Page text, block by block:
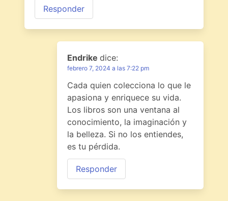
Responder
Endrike dice:
febrero 7, 2024 a las 7:22 pm
Cada quien colecciona lo que le
apasiona y enriquece su vida.
Los libros son una ventana al
conocimiento, la imaginación y
la belleza. Si no los entiendes,
es tu pérdida.
Responder